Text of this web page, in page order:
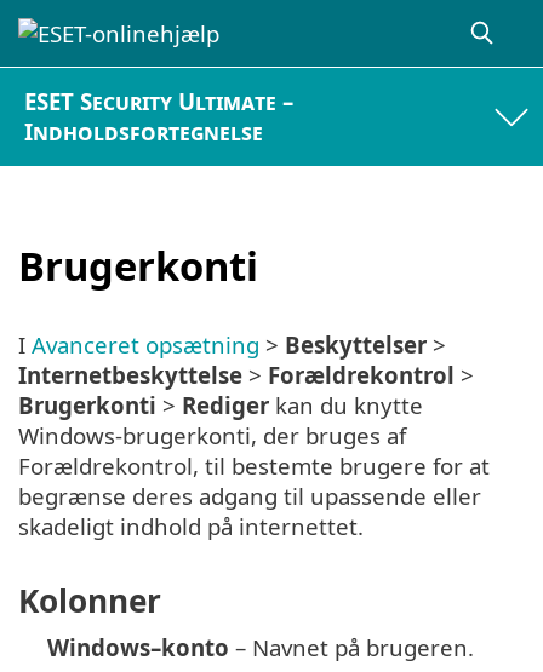
ESET Security Ultimate –
Indholdsfortegnelse
Brugerkonti
I Avanceret opsætning > Beskyttelser >
Internetbeskyttelse > Forældrekontrol >
Brugerkonti > Rediger kan du knytte
Windows-brugerkonti, der bruges af
Forældrekontrol, til bestemte brugere for at
begrænse deres adgang til upassende eller
skadeligt indhold på internettet.
Kolonner
Windows–konto – Navnet på brugeren.